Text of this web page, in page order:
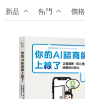
Netflix話題章魚小說！
新品 熱門 價格